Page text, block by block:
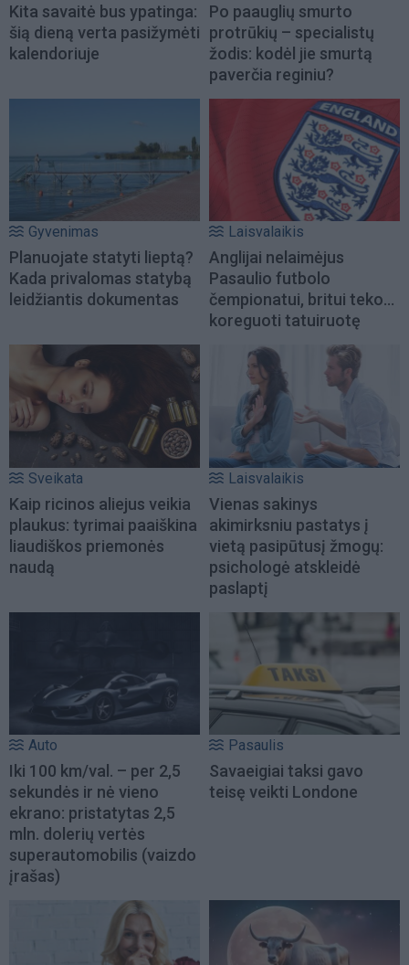
Kita savaitė bus ypatinga:
šią dieną verta pasižymėti
kalendoriuje
Po paauglių smurto
protrūkių – specialistų
žodis: kodėl jie smurtą
paverčia reginiu?
Gyvenimas
Planuojate statyti lieptą?
Kada privalomas statybą
leidžiantis dokumentas
Laisvalaikis
Anglijai nelaimėjus
Pasaulio futbolo
čempionatui, britui teko...
koreguoti tatuiruotę
Sveikata
Kaip ricinos aliejus veikia
plaukus: tyrimai paaiškina
liaudiškos priemonės
naudą
Laisvalaikis
Vienas sakinys
akimirksniu pastatys į
vietą pasipūtusį žmogų:
psichologė atskleidė
paslaptį
Auto
Iki 100 km/val. – per 2,5
sekundės ir nė vieno
ekrano: pristatytas 2,5
mln. dolerių vertės
superautomobilis (vaizdo
įrašas)
Pasaulis
Savaeigiai taksi gavo
teisę veikti Londone